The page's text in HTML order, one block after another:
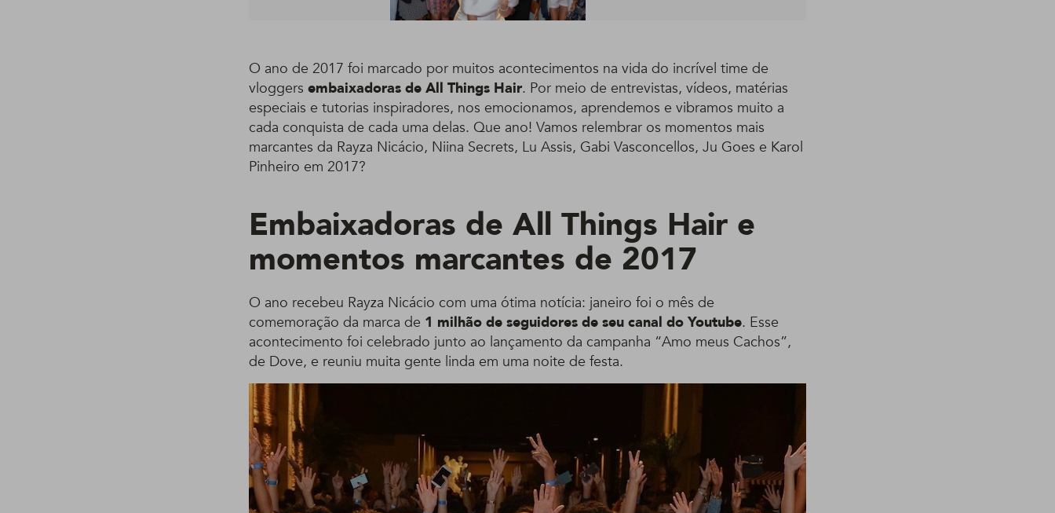
O ano de 2017 foi marcado por muitos acontecimentos na vida do incrível time de
vloggers embaixadoras de All Things Hair. Por meio de entrevistas, vídeos, matérias
especiais e tutorias inspiradores, nos emocionamos, aprendemos e vibramos muito a
cada conquista de cada uma delas. Que ano! Vamos relembrar os momentos mais
marcantes da Rayza Nicácio, Niina Secrets, Lu Assis, Gabi Vasconcellos, Ju Goes e Karol
Pinheiro em 2017?
Embaixadoras de All Things Hair e
momentos marcantes de 2017
O ano recebeu Rayza Nicácio com uma ótima notícia: janeiro foi o mês de
comemoração da marca de 1 milhão de seguidores de seu canal do Youtube. Esse
acontecimento foi celebrado junto ao lançamento da campanha “Amo meus Cachos”,
de Dove, e reuniu muita gente linda em uma noite de festa.